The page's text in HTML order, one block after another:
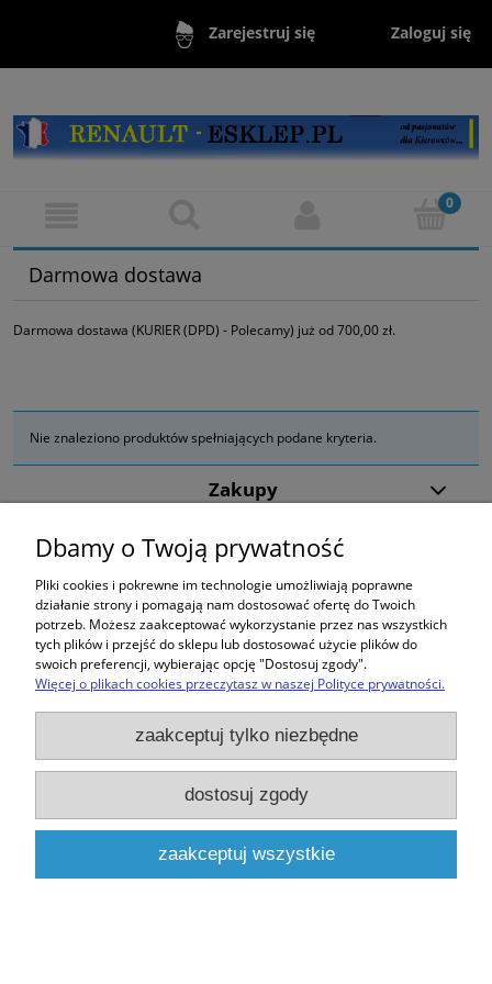
Zarejestruj się Zaloguj się
Darmowa dostawa
Darmowa dostawa (KURIER (DPD) - Polecamy) już od 700,00 zł.
Nie znaleziono produktów spełniających podane kryteria.
Zakupy
Pomoc
Moje konto
Informacje
pokaż pełną wersję strony
Sklep internetowy Shoper.pl
Dbamy o Twoją prywatność
Pliki cookies i pokrewne im technologie umożliwiają poprawne
działanie strony i pomagają nam dostosować ofertę do Twoich
potrzeb. Możesz zaakceptować wykorzystanie przez nas wszystkich
tych plików i przejść do sklepu lub dostosować użycie plików do
swoich preferencji, wybierając opcję "Dostosuj zgody".
Więcej o plikach cookies przeczytasz w naszej Polityce prywatności.
zaakceptuj tylko niezbędne
dostosuj zgody
zaakceptuj wszystkie